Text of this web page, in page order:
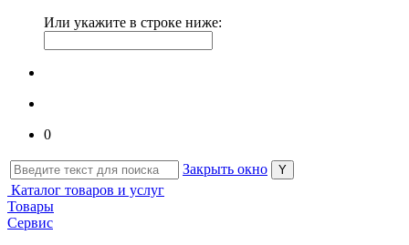
Или укажите в строке ниже:
0
Закрыть окно
Каталог товаров и услуг
Товары
Сервис